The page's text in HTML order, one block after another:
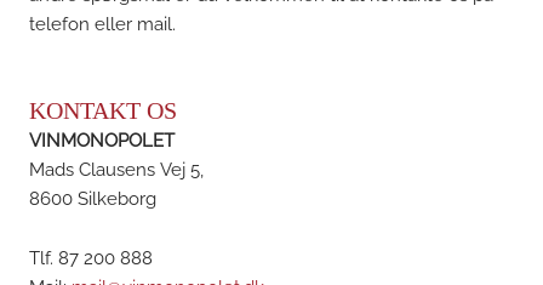
telefon eller mail.
KONTAKT OS
VINMONOPOLET
Mads Clausens Vej 5,
8600 Silkeborg
Tlf. 87 200 888